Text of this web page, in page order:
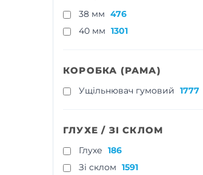
38 мм 476
40 мм 1301
КОРОБКА (РАМА)
Ущільнювач гумовий 1777
ГЛУХЕ / ЗІ СКЛОМ
Глухе 186
Зі склом 1591